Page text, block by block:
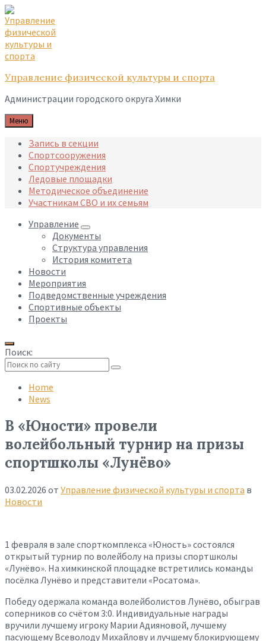
Skip
to
content
Skip
to
main
navigation
Skip
to
footer
Управление физической культуры и спорта
Администрации городского округа Химки
Меню
Запись в секции
Спортсооружения
Спортучреждения
Ледовые площадки
Методическое объединение
Участникам СВО и их семьям
Управление
Документы
Структура управления
История комитета
Новости
Мероприятия
Подведомственные учреждения
Спортивные объекты
Проекты
Поиск:
search
Home
News
В «Юности» провели
волейбольный турнир на призы
спортшколы «Лунёво»
03.02.2026 от Управление физической культуры и спорта в
Новости
1 февраля в зале спорткомплекса «Юность» состоялся
открытый турнир по волейболу на призы спортшколы
«Лунёво». На химкинской площадке встретились команды
посёлка Лунёво и представители «Росатома».
Победу одержала команда волейболистов Лунёво, обыграв
соперников со счётом 3:0. Индивидуальные награды
вручили лучшему игроку Марии Адияновой, лучшему
пасующему Всеволоду Михайлову и лучшему блокирующему